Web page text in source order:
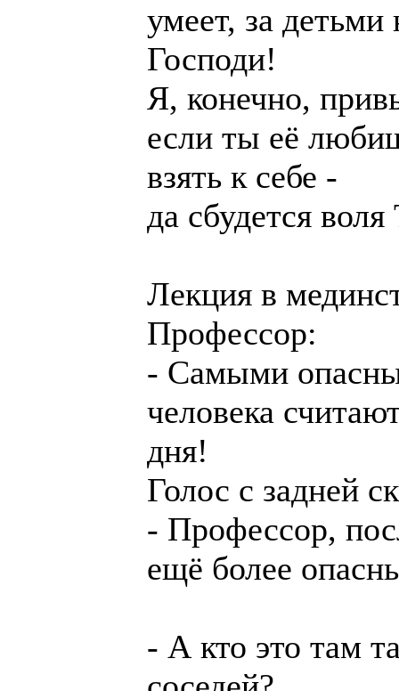
умеет, за детьми
Господи!
Я, конечно,
если ты её
взять к себе -
да сбудется
Лекция в
Профессор:
- Самыми
человека
дня!
Голос с задней
- Профессор,
ещё более
- А кто это там